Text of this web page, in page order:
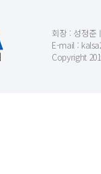
회장 : 성정준
E-mail :
Copyright